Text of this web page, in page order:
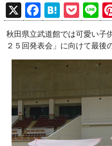
X
F
a
ce
b
k
H
at
e
n
a
P
o
ck
et
Li
n
e
秋田県立武道館では可愛い子
２５回発表会」に向けて最後